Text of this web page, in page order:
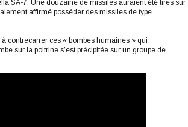
SA-7. Une douzaine de missiles auraient été tirés sur
affirmé posséder des missiles de type
contrecarrer ces « bombes humaines » qui
sur la poitrine s’est précipitée sur un groupe de